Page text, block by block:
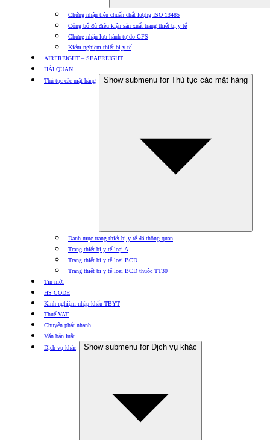
Chứng nhận tiêu chuẩn chất lượng ISO 13485
Công bố đủ điều kiện sản xuất trang thiết bị y tế
Chứng nhận lưu hành tự do CFS
Kiểm nghiệm thiết bị y tế
AIRFREIGHT – SEAFREIGHT
HẢI QUAN
Thủ tục các mặt hàng
Show submenu for Thủ tục các mặt hàng
Danh mục trang thiết bị y tế đã thông quan
Trang thiết bị y tế loại A
Trang thiết bị y tế loại BCD
Trang thiết bị y tế loại BCD thuộc TT30
Tin mới
HS CODE
Kinh nghiệm nhập khẩu TBYT
Thuế VAT
Chuyển phát nhanh
Văn bản luật
Dịch vụ khác
Show submenu for Dịch vụ khác